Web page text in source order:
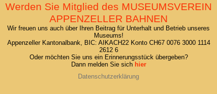
Werden Sie Mitglied des MUSEUMSVEREIN
APPENZELLER BAHNEN
Wir freuen uns auch über Ihren Beitrag für Unterhalt und Betrieb unseres
Museums!
Appenzeller Kantonalbank, BIC: AIKACH22 Konto CH67 0076 3000 1114
2612 6
Oder möchten Sie uns ein Erinnerungsstück übergeben?
Dann melden Sie sich hier
Datenschutzerklärung